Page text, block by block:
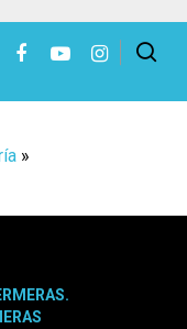
»